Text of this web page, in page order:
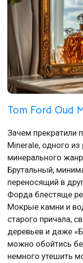
Tom Ford Oud
Зачем прекратили
Minerale, одного
минерального
Брутальный,
переносящий в
Форда блестяще
Мокрые камни и
старого причала,
деревьев и даже
можно обойтись
немного утешить